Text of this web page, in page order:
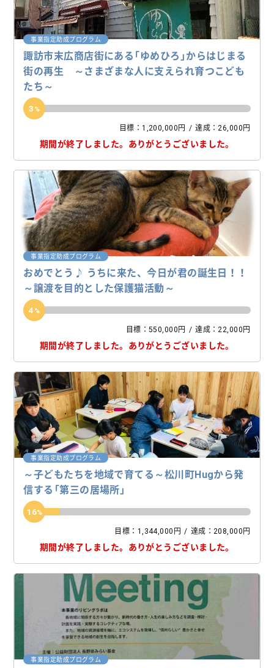
事業指定助成プログラム
諏訪市末広商店街にある「ゆめひろ」からはじまる
街の再生 ～さまざまな人に支えられ育つこども
たち～
3
目標：1,200,000円 達成：26,000円
期間が終了しました。 ありがとうございました。
事業指定助成プログラム
おめでとう♪ うちに来た、今日が君の誕生日！！
～譲渡を目的とした保護猫活動～
4
目標：550,000円 達成：22,000円
期間が終了しました。 ありがとうございました。
事業指定助成プログラム
～子どもたちを地域で育てる～松川町Hugから発
信する「第三の居場所」
16
目標：1,344,000円 達成：208,000円
期間が終了しました。 ありがとうございました。
事業指定助成プログラム